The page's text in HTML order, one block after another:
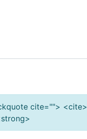
cite=""> <cite>